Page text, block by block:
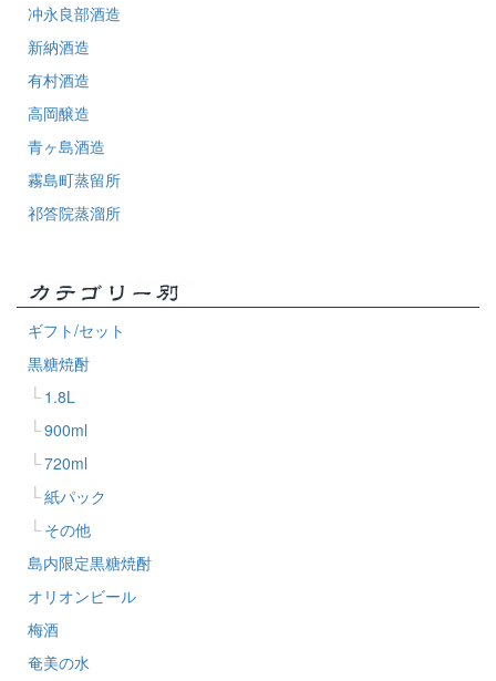
冲永良部酒造
新納酒造
有村酒造
高岡醸造
青ヶ島酒造
霧島町蒸留所
祁答院蒸溜所
ギフト/セット
黒糖焼酎
1.8L
900ml
720ml
紙パック
その他
島内限定黒糖焼酎
オリオンビール
梅酒
奄美の水